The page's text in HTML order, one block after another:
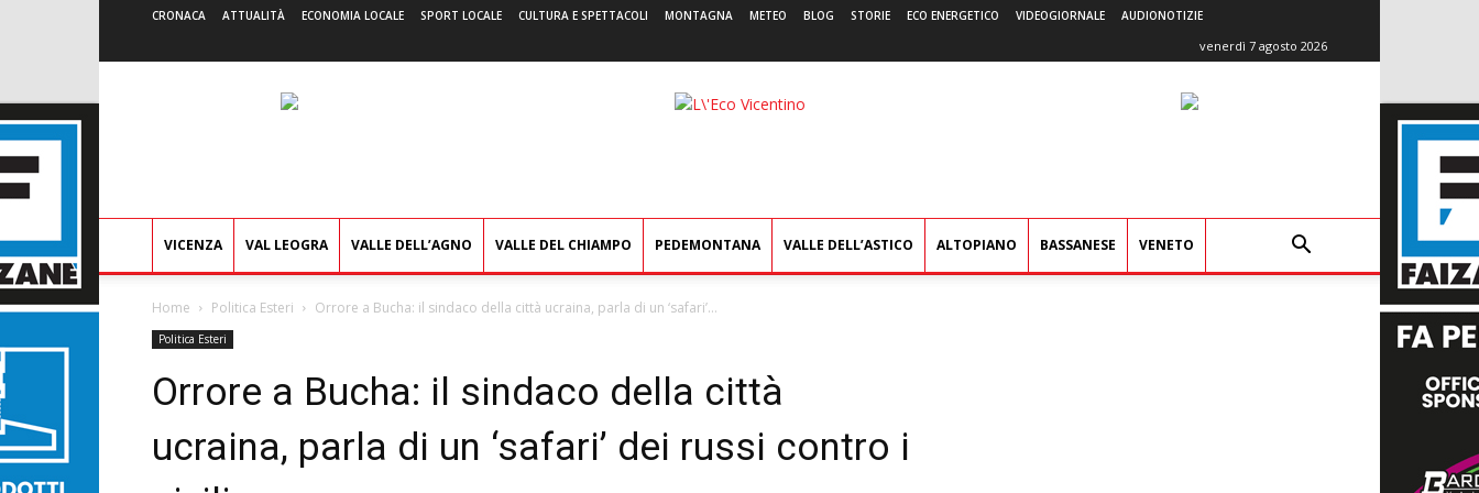
CRONACA ATTUALITÀ ECONOMIA LOCALE SPORT LOCALE CULTURA E SPETTACOLI MONTAGNA METEO BLOG STORIE ECO ENERGETICO VIDEOGIORNALE AUDIONOTIZIE
venerdì 7 agosto 2026
L'Eco
VICENZA VAL LEOGRA VALLE DELL’AGNO VALLE DEL CHIAMPO PEDEMONTANA VALLE DELL’ASTICO ALTOPIANO BASSANESE VENETO
Home Politica Esteri Orrore a Bucha: il sindaco della città ucraina, parla di un ‘safari’...
Politica Esteri
Orrore a Bucha: il sindaco della città
ucraina, parla di un ‘safari’ dei russi contro i